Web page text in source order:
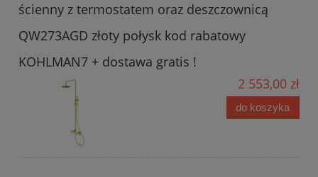
ścienny z termostatem oraz deszczownicą
QW273AGD złoty połysk kod rabatowy
KOHLMAN7 + dostawa gratis !
2 553,00 zł
do koszyka